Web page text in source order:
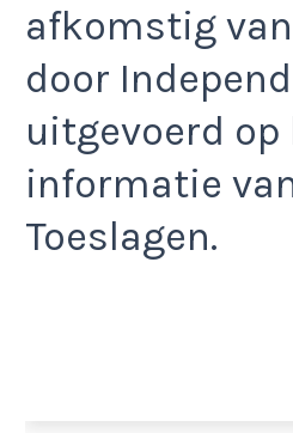
afkomstig
door
uitgevoerd op
informatie
Toeslagen.